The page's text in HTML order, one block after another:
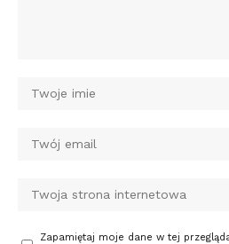
Zapamiętaj moje dane w tej